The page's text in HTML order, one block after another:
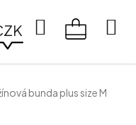
Hledat
bunda plus size M